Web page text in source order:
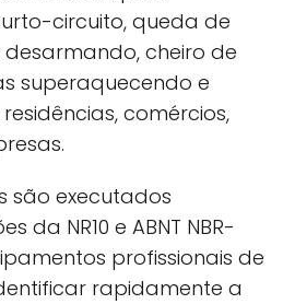
circuito, queda de
desarmando, cheiro de
superaquecendo e
comércios,
são executados
da NR10 e ABNT NBR-
profissionais de
rapidamente a